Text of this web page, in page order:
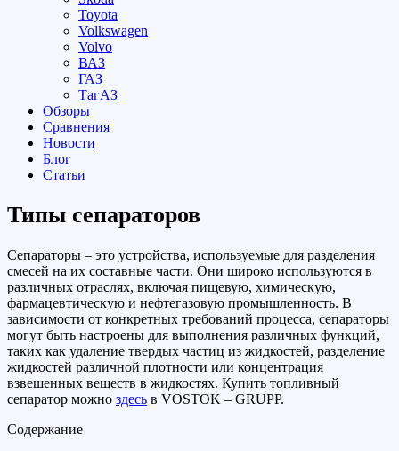
Toyota
Volkswagen
Volvo
ВАЗ
ГАЗ
ТагАЗ
Обзоры
Сравнения
Новости
Блог
Статьи
Типы сепараторов
Сепараторы – это устройства, используемые для разделения
смесей на их составные части. Они широко используются в
различных отраслях, включая пищевую, химическую,
фармацевтическую и нефтегазовую промышленность. В
зависимости от конкретных требований процесса, сепараторы
могут быть настроены для выполнения различных функций,
таких как удаление твердых частиц из жидкостей, разделение
жидкостей различной плотности или концентрация
взвешенных веществ в жидкостях. Купить топливный
сепаратор можно здесь в VOSTOK – GRUPP.
Содержание